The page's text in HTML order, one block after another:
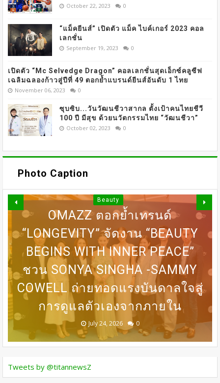
October 22, 2023 0
“แม็คยีนส์” เปิดตัว แม็ค ไบค์เกอร์ 2023 คอล
เลกชั่น
September 19, 2023 0
เปิดตัว “Mc Selvedge Dragon” คอลเลกชั่นสุดเอ็กซ์คลูซีฟ
เฉลิมฉลองก้าวสู่ปีที่ 49 ตอกย้ำแบรนด์ยีนส์อันดับ 1 ไทย
November 06, 2023 0
ซุบซิบ...วันวัฒนชีวาสากล ตั้งเป้าคนไทยชีวี
100 ปี มีสุข ด้วยนวัตกรรมไทย “วัฒนชีวา”
October 02, 2023 0
Photo Caption
BEDO เดินหน้าจัดกิจกรรมเจรจา
ธุรกิจ “BIO TRADE CONNECT
2026”
August 05, 2026
31 ก.ค เที่ยงตรง กดบัตรให้ทันนะ
เพื่อน โปรฯเสือคำราม 990บาท
ราคาเต็ม 1,800บาท
July 30, 2026 0
DERMASTER X MENTOR เปิดเวที
MASTERCLASS นานาชาติ​ แลก
เปลี่ยนองค์ความรู้ด้านศัลยกรรม
ความงาม
July 24, 2026 0
Beauty
OMAZZ ตอกย้ำเทรนด์
“LONGEVITY” จัดงาน “BEAUTY
BEGINS WITH INNER PEACE”
ชวน SONYA SINGHA -​SAMMY
COWELL ถ่ายทอดแรงบันดาลใจสู่
การดูแลตัวเองจากภายใน
July 24, 2026 0
DERMASTER เปิดเวทีแลกเปลี่ยน
ความเชี่ยวชาญด้านศัลยกรรม
ระดับนานาชาติ
July 24, 2026 0
Tweets by @titannewsZ